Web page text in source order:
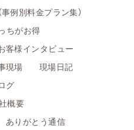
例別料金プラン集）
ちがお得
客様インタビュー
現場
現場日記
グ
概要
ありがとう通信